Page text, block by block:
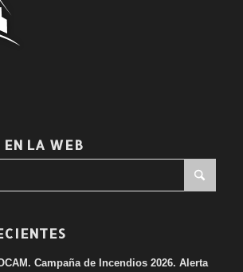
EN LA WEB
Campaña de Incendios 2026. Alerta